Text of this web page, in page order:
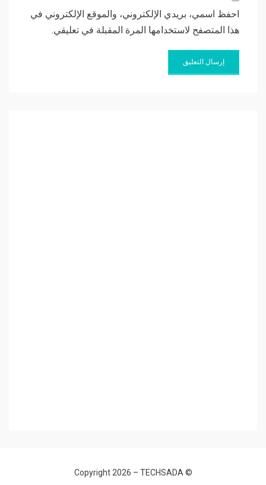
احفظ اسمي، بريدي الإلكتروني، والموقع الإلكتروني في
هذا المتصفح لاستخدامها المرة المقبلة في تعليقي.
© Copyright 2026 –
TECHSADA